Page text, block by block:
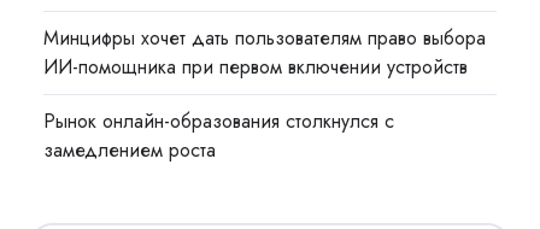
Минцифры хочет дать пользователям право выбора
ИИ-помощника при первом включении устройств
Рынок онлайн-образования столкнулся с
замедлением роста